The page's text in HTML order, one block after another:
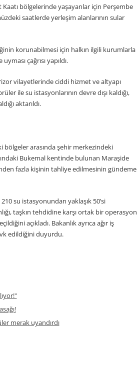
bölgelerinde yaşayanlar için Perşembe
saatlerde yerleşim alanlarının sular
korunabilmesi için halkın ilgili kurumlarla
çağrısı yapıldı.
vilayetlerinde ciddi hizmet ve altyapı
ile su istasyonlarının devre dışı kaldığı,
aktarıldı.
bölgeler arasında şehir merkezindeki
Bukemal kentinde bulunan Maraşide
fazla kişinin tahliye edilmesinin gündeme
su istasyonundan yaklaşık 50’si
taşkın tehdidine karşı ortak bir operasyon
açıkladı. Bakanlık ayrıca ağır iş
edildiğini duyurdu.
merak uyandırdı